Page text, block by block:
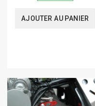
AJOUTER AU PANIER